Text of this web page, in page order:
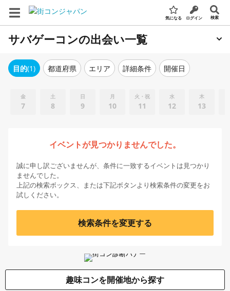
気になる ログイン 検索
サバゲーコンの出会い一覧
目的(1) 都道府県 エリア 詳細条件 開催日
金
7
土
8
日
9
月
10
火・祝
11
水
12
木
13
イベントが見つかりませんでした。
誠に申し訳ございませんが、条件に一致するイベントは見つかり
ませんでした。
上記の検索ボックス、または下記ボタンより検索条件の変更をお
試しください。
検索条件を変更する
趣味コンを開催地から探す